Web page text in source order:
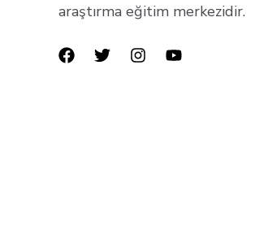
araştırma eğitim merkezidir.